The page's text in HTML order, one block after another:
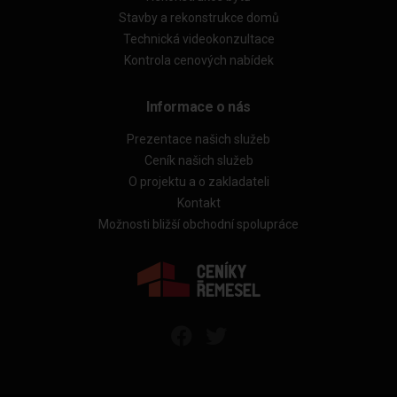
Stavby a rekonstrukce domů
Technická videokonzultace
Kontrola cenových nabídek
Informace o nás
Prezentace našich služeb
Ceník našich služeb
O projektu a o zakladateli
Kontakt
Možnosti bližší obchodní spolupráce